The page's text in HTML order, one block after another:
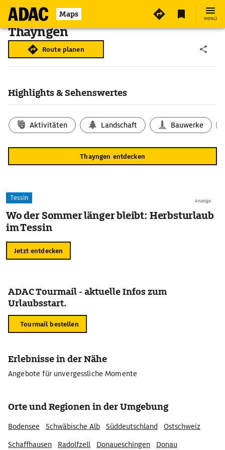
Maps MENÜ
Thayngen
Route planen
Highlights & Sehenswertes
Aktivitäten Landschaft Bauwerke
Thayngen entdecken
Anzeige
Tessin
Wo der Sommer länger bleibt: Herbsturlaub
im Tessin
Jetzt entdecken
ADAC Tourmail - aktuelle Infos zum
Urlaubsstart.
Tourmail bestellen
Erlebnisse in der Nähe
Angebote für unvergessliche Momente
Orte und Regionen in der Umgebung
Bodensee Schwäbische Alb Süddeutschland
Ostschweiz
Schaffhausen
Radolfzell Donaueschingen Donau